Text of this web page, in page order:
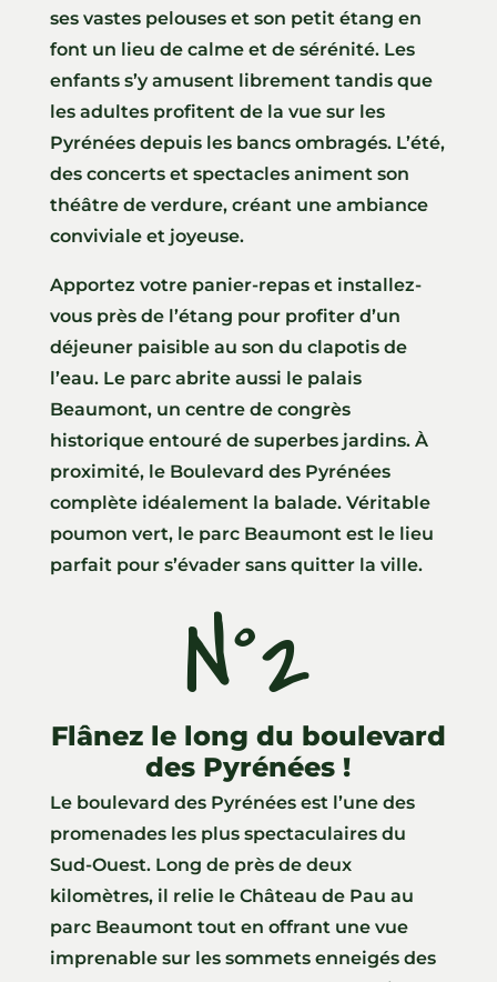
ses vastes pelouses et son petit étang en
font un lieu de calme et de sérénité. Les
enfants s’y amusent librement tandis que
les adultes profitent de la vue sur les
Pyrénées depuis les bancs ombragés. L’été,
des concerts et spectacles animent son
théâtre de verdure, créant une ambiance
conviviale et joyeuse.
Apportez votre panier-repas et installez-
vous près de l’étang pour profiter d’un
déjeuner paisible au son du clapotis de
l’eau. Le parc abrite aussi le palais
Beaumont, un centre de congrès
historique entouré de superbes jardins. À
proximité, le Boulevard des Pyrénées
complète idéalement la balade. Véritable
poumon vert, le parc Beaumont est le lieu
parfait pour s’évader sans quitter la ville.
N°2
Flânez le long du boulevard
des Pyrénées !
Le boulevard des Pyrénées est l’une des
promenades les plus spectaculaires du
Sud-Ouest. Long de près de deux
kilomètres, il relie le Château de Pau au
parc Beaumont tout en offrant une vue
imprenable sur les sommets enneigés des